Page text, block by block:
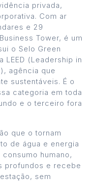
privada,
Com ar
e 29
Tower, é um
o Selo Green
LEED (Leadership in
agência que
sustentáveis. É o
categoria em toda
e o terceiro fora
que o tornam
de água e energia
humano,
profundos e recebe
sem